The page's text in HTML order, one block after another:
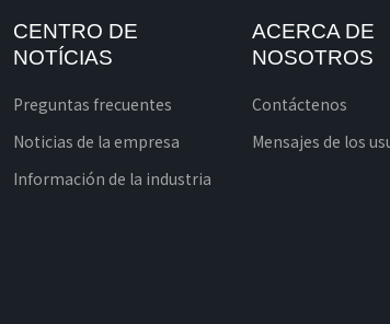
CENTRO DE
NOTÍCIAS
Preguntas frecuentes
Noticias de la empresa
Información de la industria
ACERCA DE
NOSOTROS
Contáctenos
Mensajes de los